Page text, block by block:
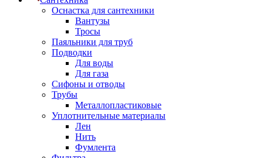
Оснастка для сантехники
Вантузы
Тросы
Паяльники для труб
Подводки
Для воды
Для газа
Сифоны и отводы
Трубы
Металлопластиковые
Уплотнительные материалы
Лен
Нить
Фумлента